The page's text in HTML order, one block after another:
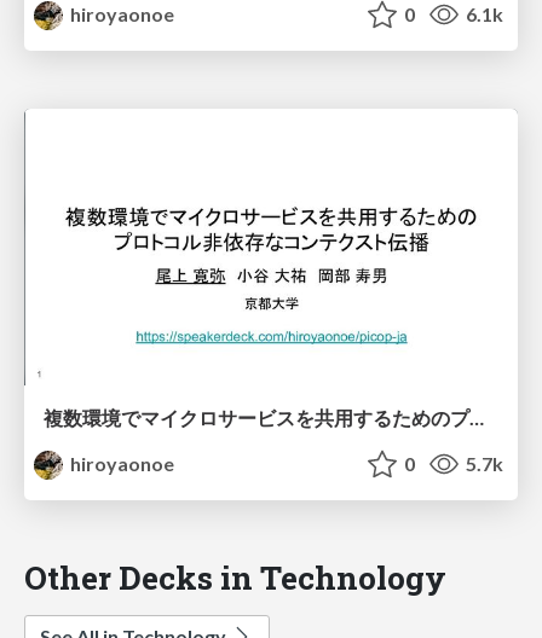
hiroyaonoe
0 6.1k
複数環境でマイクロサービスを共用するためのプロトコル非依存なコンテクスト伝播 / PiCoP ja
hiroyaonoe
0 5.7k
Other Decks in Technology